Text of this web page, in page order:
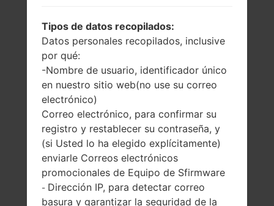
Tipos de datos recopilados:
Datos personales recopilados, inclusive
por qué:
-Nombre de usuario, identificador único
en nuestro sitio web(no use su correo
electrónico)
Correo electrónico, para confirmar su
registro y restablecer su contraseña, y
(si Usted lo ha elegido explícitamente)
enviarle Correos electrónicos
promocionales de Equipo de Sfirmware
- Dirección IP, para detectar correo
basura y garantizar la seguridad de la